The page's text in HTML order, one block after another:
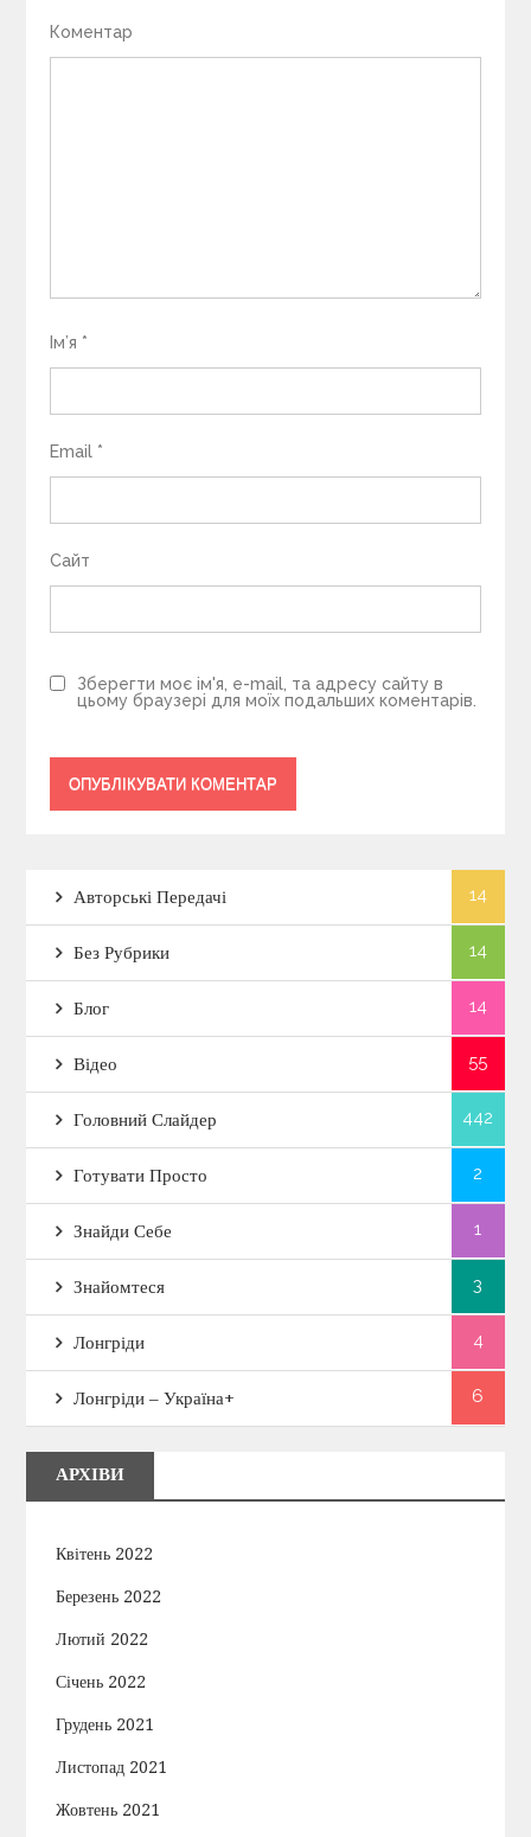
Коментар
Ім’я *
Email *
Сайт
Зберегти моє ім'я, e-mail, та адресу сайту в
цьому браузері для моїх подальших коментарів.
Авторські Передачі 14
Без Рубрики 14
Блог 14
Відео 55
Головний Слайдер 442
Готувати Просто 2
Знайди Себе 1
Знайомтеся 3
Лонгріди 4
Лонгріди – Україна+ 6
АРХІВИ
Квітень 2022
Березень 2022
Лютий 2022
Січень 2022
Грудень 2021
Листопад 2021
Жовтень 2021